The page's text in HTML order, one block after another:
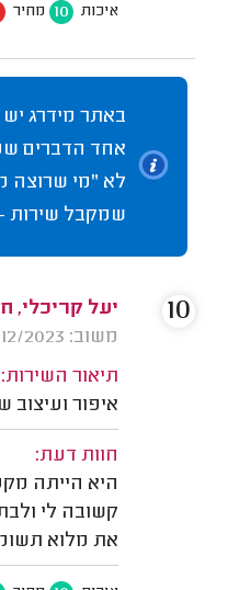
איכות 10 מחיר
באתר מידרג יש
אחד הדברים
לא "מי שרוצה
שמקבל שירות -
יעל קריכלי,
משוב: 17/12/2023
תיאור השירות:
איפור
חוות דעת:
היא הייתה
קשובה לי
את מלוא
10